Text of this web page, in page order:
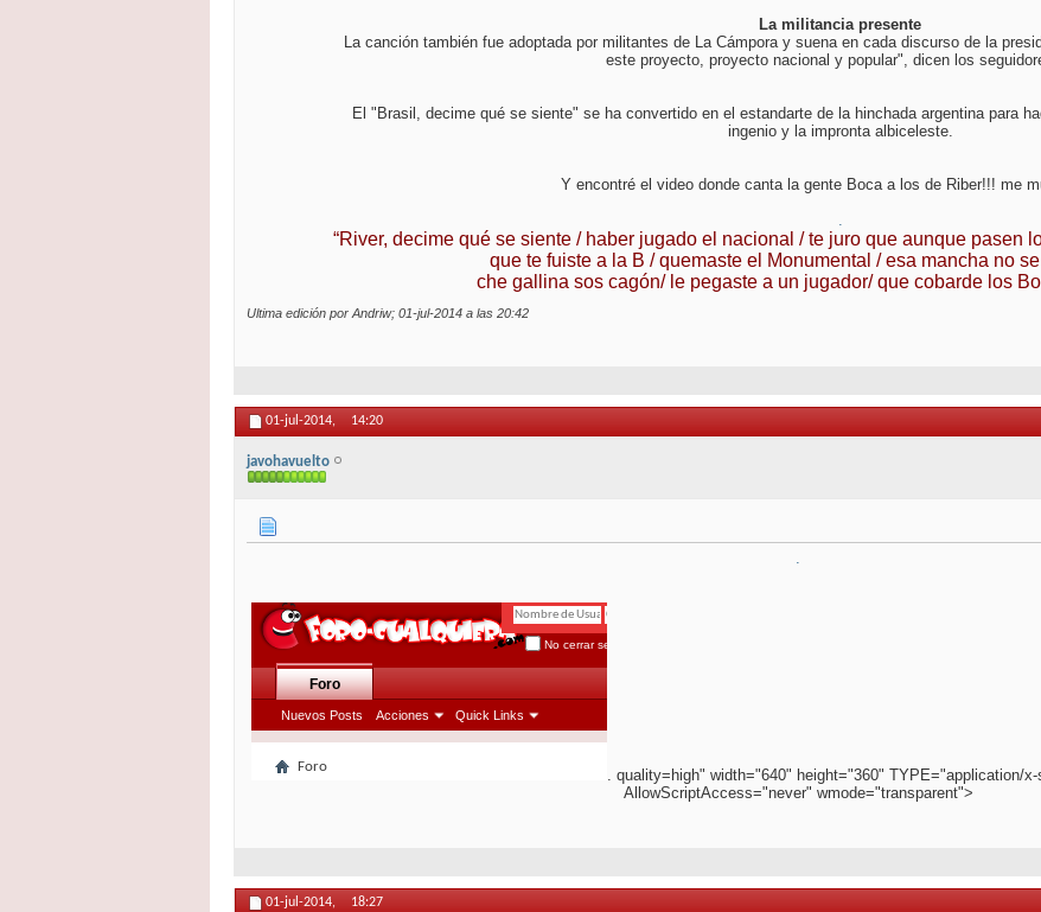
La militancia presente
La canción también fue adoptada por militantes de La Cámpora y suena en cada discurso de la
este proyecto, proyecto nacional y popular", dicen los
El "Brasil, decime qué se siente" se ha convertido en el estandarte de la hinchada argentina para
ingenio y la impronta albiceleste.
Y encontré el video donde canta la gente Boca a los de Riber!!! me
.
“River, decime qué se siente / haber jugado el nacional / te juro que aunque pasen
que te fuiste a la B / quemaste el Monumental / esa mancha no
che gallina sos cagón/ le pegaste a un jugador/ que cobarde los
Ultima edición por Andriw; 01-jul-2014 a las 20:42
01-jul-2014, 14:20
javohavuelto
.
. quality=high" width="640" height="360" TYPE="application/
AllowScriptAccess="never" wmode="transparent">
01-jul-2014, 18:27